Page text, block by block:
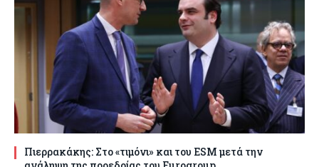
Πιερρακάκης: Στο «τιμόνι» και του ESM μετά την